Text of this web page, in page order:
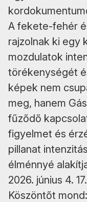
A fekete-fehér
rajzolnak ki egy
mozdulatok
törékenységét
képek nem
meg, hanem
fűződő
figyelmet és
pillanat
élménnyé
2026. június 4.
Köszöntőt mond: